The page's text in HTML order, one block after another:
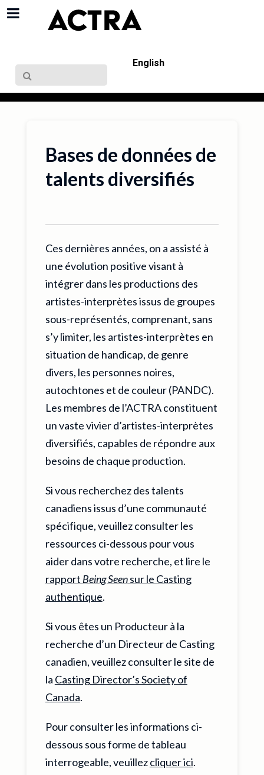
English
Bases de données de
talents diversifiés
Ces dernières années, on a assisté à
une évolution positive visant à
intégrer dans les productions des
artistes-interprètes issus de groupes
sous-représentés, comprenant, sans
s’y limiter, les artistes-interprètes en
situation de handicap, de genre
divers, les personnes noires,
autochtones et de couleur (PANDC).
Les membres de l’ACTRA constituent
un vaste vivier d’artistes-interprètes
diversifiés, capables de répondre aux
besoins de chaque production.
Si vous recherchez des talents
canadiens issus d’une communauté
spécifique, veuillez consulter les
ressources ci-dessous pour vous
aider dans votre recherche, et lire le
rapport Being Seensur le Casting
authentique.
Si vous êtes un Producteur à la
recherche d’un Directeur de Casting
canadien, veuillez consulter le site de
la Casting Director’s Society of
Canada.
Pour consulter les informations ci-
dessous sous forme de tableau
interrogeable, veuillezcliquer ici.